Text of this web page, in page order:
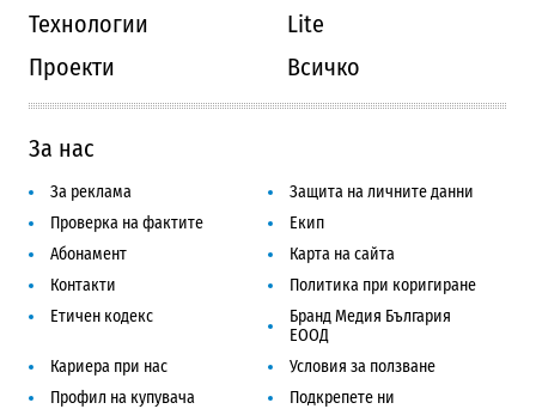
Технологии
Lite
Проекти
Всичко
За нас
За реклама
Защита на личните данни
Проверка на фактите
Екип
Абонамент
Карта на сайта
Контакти
Политика при коригиране
Етичен кодекс
Бранд Медия България
ЕООД
Кариера при нас
Условия за ползване
Профил на купувача
Подкрепете ни